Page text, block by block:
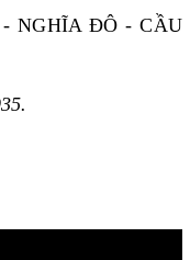
- NGHĨA ĐÔ - CẦU